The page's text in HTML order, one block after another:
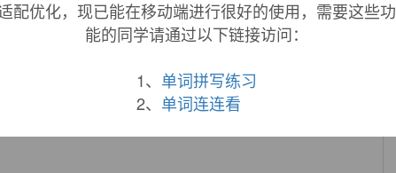
配优化，现已能在移动端进行很好的使用，需要这些功
能的同学请通过以下链接访问：
1、 单词拼写练习
2、 单词连连看